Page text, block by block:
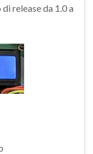
release da 1.0 a